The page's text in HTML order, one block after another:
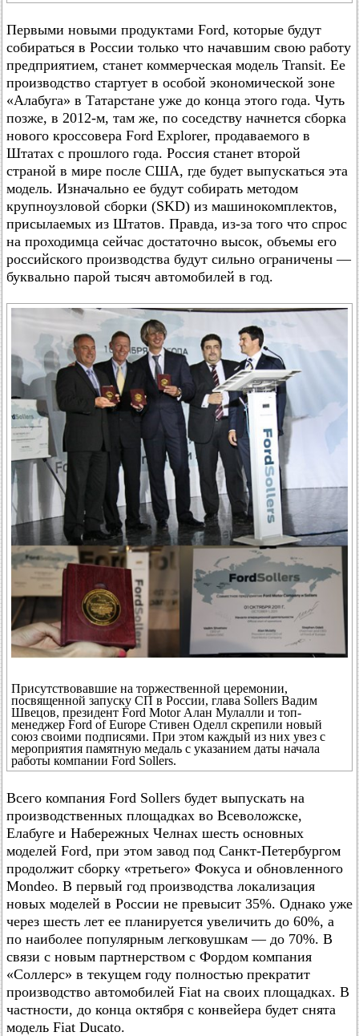
Первыми новыми продуктами Ford, которые будут
собираться в России только что начавшим свою работу
предприятием, станет коммерческая модель Transit. Ее
производство стартует в особой экономической зоне
«Алабуга» в Татарстане уже до конца этого года. Чуть
позже, в 2012-м, там же, по соседству начнется сборка
нового кроссовера Ford Explorer, продаваемого в
Штатах с прошлого года. Россия станет второй
страной в мире после США, где будет выпускаться эта
модель. Изначально ее будут собирать методом
крупноузловой сборки (SKD) из машинокомплектов,
присылаемых из Штатов. Правда, из-за того что спрос
на проходимца сейчас достаточно высок, объемы его
российского производства будут сильно ограничены —
буквально парой тысяч автомобилей в год.
Присутствовавшие на торжественной церемонии,
посвященной запуску СП в России, глава Sollers Вадим
Швецов, президент Ford Motor Алан Мулалли и топ-
менеджер Ford of Europe Стивен Оделл скрепили новый
союз своими подписями. При этом каждый из них увез с
мероприятия памятную медаль с указанием даты начала
работы компании Ford Sollers.
Всего компания Ford Sollers будет выпускать на
производственных площадках во Всеволожске,
Елабуге и Набережных Челнах шесть основных
моделей Ford, при этом завод под Санкт-Петербургом
продолжит сборку «третьего» Фокуса и обновленного
Mondeo. В первый год производства локализация
новых моделей в России не превысит 35%. Однако уже
через шесть лет ее планируется увеличить до 60%, а
по наиболее популярным легковушкам — до 70%. В
связи с новым партнерством с Фордом компания
«Соллерс» в текущем году полностью прекратит
производство автомобилей Fiat на своих площадках. В
частности, до конца октября с конвейера будет снята
модель Fiat Ducato.